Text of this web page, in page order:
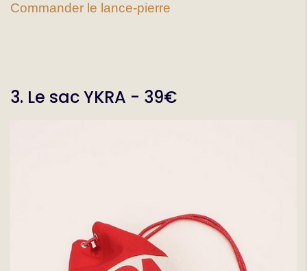
Commander le lance-pierre
3. Le sac YKRA - 39€